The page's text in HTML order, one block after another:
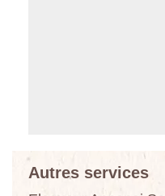
Autres services